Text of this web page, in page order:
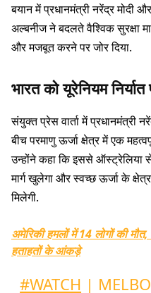
बयान में प्रधानमंत्री नरेंद्र मोदी
अल्बनीज ने बदलते वैश्विक सुरक्षा
और मजबूत करने पर जोर दिया.
भारत को यूरेनियम
संयुक्त प्रेस वार्ता में प्रधानमंत्री
बीच परमाणु ऊर्जा क्षेत्र में एक
उन्होंने कहा कि इससे ऑस्ट्रेलिया
मार्ग खुलेगा और स्वच्छ ऊर्जा के
मिलेगी.
अमेरिकी हमलों में 14 लोगों की
हताहतों के आंकड़े
#WATCH |